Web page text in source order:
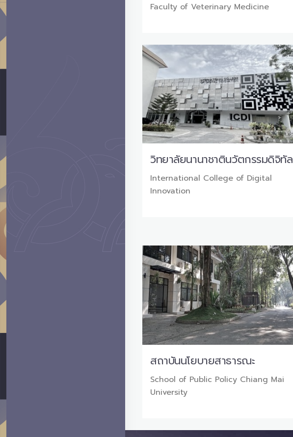
Faculty of Veterinary Medicine
วิทยาลัยนานาชาตินวัตกรรมดิจิทัล
International College of Digital
Innovation
สถาบันนโยบายสาธารณะ
School of Public Policy Chiang Mai
University